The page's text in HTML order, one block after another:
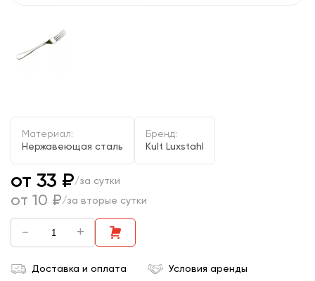
Материал:
Нержавеющая сталь
Бренд:
Kult Luxstahl
от 33 ₽/за сутки
от 10 ₽/за вторые сутки
- +
Доставка и оплата Условия аренды